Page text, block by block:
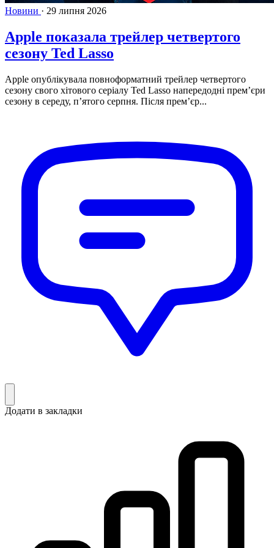
Новини · 29 липня 2026
Apple показала трейлер четвертого
сезону Ted Lasso
Apple опублікувала повноформатний трейлер четвертого
сезону свого хітового серіалу Ted Lasso напередодні прем’єри
сезону в середу, п’ятого серпня. Після прем’єр...
Додати в закладки